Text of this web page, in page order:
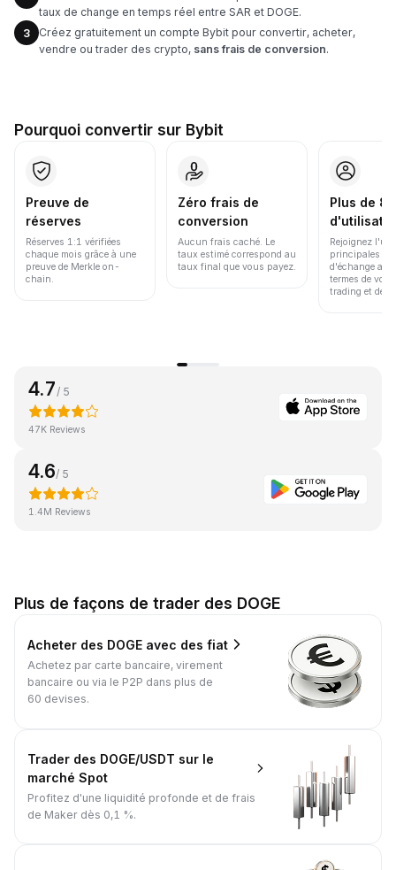
taux de change en temps réel entre SAR et DOGE.
3
Créez gratuitement un compte Bybit pour convertir, acheter,
vendre ou trader des crypto, sans frais de conversion.
Pourquoi convertir sur Bybit
Preuve de
réserves
Réserves 1:1 vérifiées
chaque mois grâce à une
preuve de Merkle on-
chain.
Zéro frais de
conversion
Aucun frais caché. Le
taux estimé correspond au
taux final que vous payez.
Plus de
Rejoignez
principales
d'échange au
termes de
trading et de
4.7 / 5
47K Reviews
4.6/ 5
1.4M Reviews
Plus de façons de trader des DOGE
Acheter des DOGE avec des fiat
Achetez par carte bancaire, virement
bancaire ou via le P2P dans plus de
60 devises.
Trader des DOGE/USDT sur le
marché Spot
Profitez d'une liquidité profonde et de frais
de Maker dès 0,1 %.